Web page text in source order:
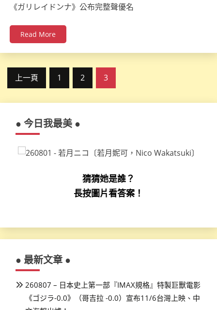
《ガリレイドンナ》公布完整聲優名
Read More
文
頁
上一頁 1 2 3
● 今日我最美 ●
猜猜她是誰？
長按圖片看答案！
● 最新文章 ●
260807 – 日本史上第一部『IMAX規格』特製巨獸電影
《ゴジラ-0.0》（哥吉拉 -0.0）宣布11/6台灣上映、中